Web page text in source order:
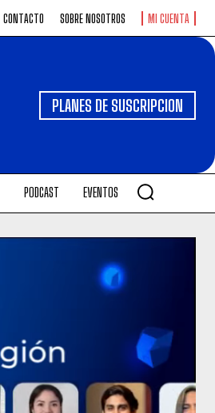
CONTACTO SOBRE NOSOTROS MI CUENTA
PLANES DE SUSCRIPCION
PODCAST EVENTOS